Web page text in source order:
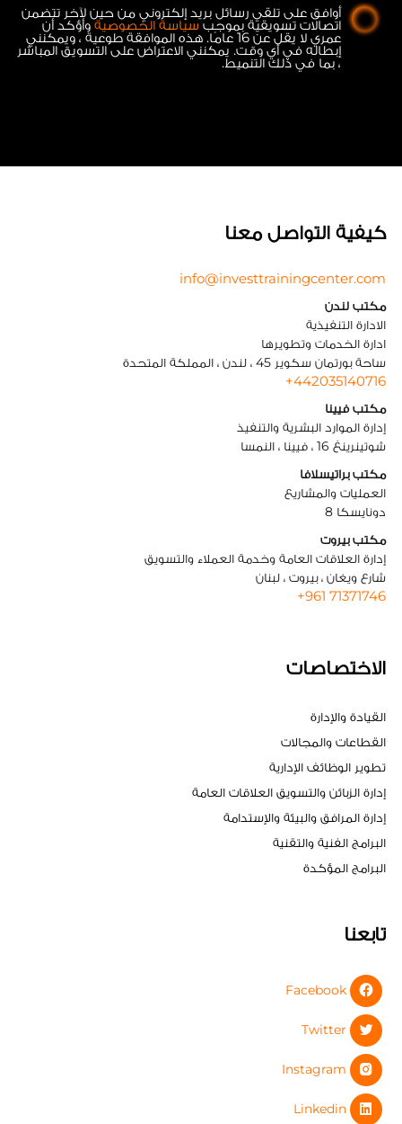
أوافق على تلقي رسائل بريد إلكتروني من حين لآخر تتضمن
اتصالات تسويقية بموجبسياسة الخصوصيةوأؤكد أن
عمري لا يقل عن 16 عامًا. هذه الموافقة طوعية ، ويمكنني
إبطاله في أي وقت. يمكنني الاعتراض على التسويق المباشر
، بما في ذلك التنميط.
كيفية التواصل معنا
info@investtrainingcenter.com
مكتب لندن
الادارة التنفيذية
ادارة الخدمات وتطويرها
ساحة بورتمان سكوير 45 ، لندن ، المملكة المتحدة
+442035140716
مكتب فيينا
إدارة الموارد البشرية والتنفيذ
شوتينرينغ 16 ، فيينا ، النمسا
مكتب براتيسلافا
العمليات والمشاريع
دونايسكا 8
مكتب بيروت
إدارة العلاقات العامة وخدمة العملاء والتسويق
شارع ويغان ، بيروت ، لبنان
+961 71371746
الاختصاصات
القيادة والإدارة
القطاعات والمجالات
تطوير الوظائف الإدارية
إدارة الزبائن والتسويق العلاقات العامة
إدارة المرافق والبيئة والإستدامة
البرامج الفنية والتقنية
البرامج المؤكدة
تابعنا
Facebook
Twitter
Instagram
Linkedin